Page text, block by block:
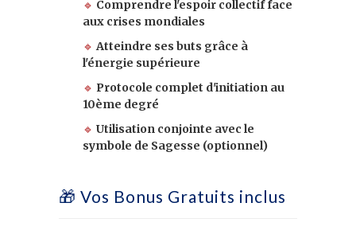
🔹 Comprendre l'espoir collectif face
aux crises mondiales
🔹 Atteindre ses buts grâce à
l'énergie supérieure
🔹 Protocole complet d'initiation au
10ème degré
🔹 Utilisation conjointe avec le
symbole de Sagesse (optionnel)
🎁 Vos Bonus Gratuits inclus